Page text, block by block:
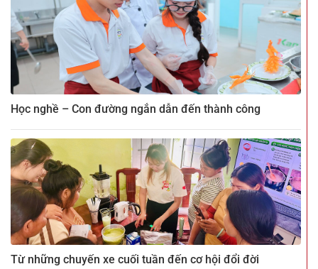
Học nghề – Con đường ngắn dẫn đến thành công
Từ những chuyến xe cuối tuần đến cơ hội đổi đời